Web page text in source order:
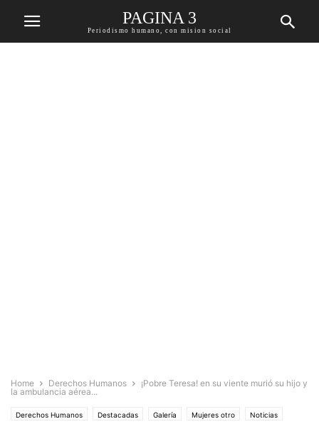
PAGINA 3
Periodismo humano, con mision social
Home Derechos Humanos
¡Pobre Teresa! en su viente murió su hijo y
la ambulancia aérea...
Derechos Humanos Destacadas Galería Mujeres otro Noticias